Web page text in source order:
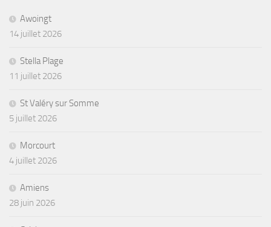
Awoingt
14 juillet 2026
Stella Plage
11 juillet 2026
St Valéry sur Somme
5 juillet 2026
Morcourt
4 juillet 2026
Amiens
28 juin 2026